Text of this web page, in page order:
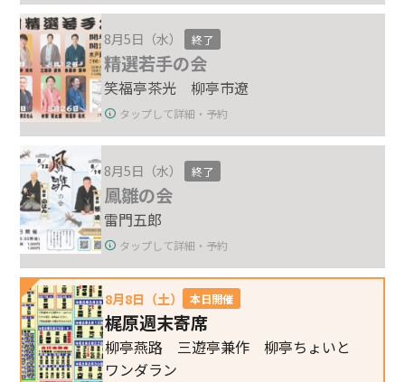
8月5日（水） 終了
精選若手の会
笑福亭茶光 柳亭市遼
タップして詳細・予約
8月5日（水） 終了
鳳雛の会
雷門五郎
タップして詳細・予約
8月8日（土） 本日開催
梶原週末寄席
柳亭燕路 三遊亭兼作 柳亭ちょいと
ワンダラン